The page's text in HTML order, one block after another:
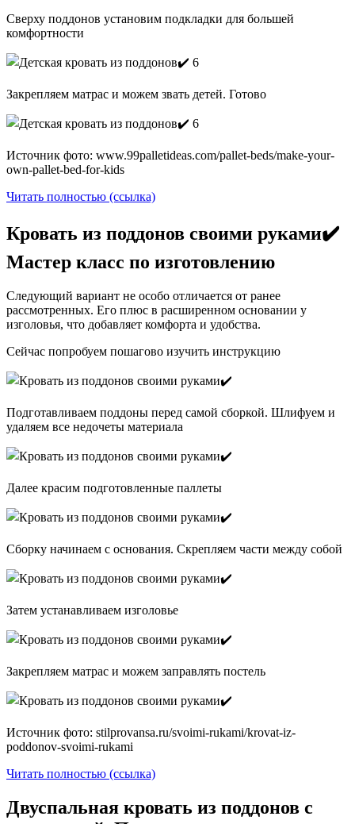
Сверху поддонов установим подкладки для большей
комфортности
Закрепляем матрас и можем звать детей. Готово
Источник фото: www.99palletideas.com/pallet-beds/make-your-
own-pallet-bed-for-kids
Читать полностью (ссылка)
Кровать из поддонов своими руками✔️
Мастер класс по изготовлению
Следующий вариант не особо отличается от ранее
рассмотренных. Его плюс в расширенном основании у
изголовья, что добавляет комфорта и удобства.
Сейчас попробуем пошагово изучить инструкцию
Подготавливаем поддоны перед самой сборкой. Шлифуем и
удаляем все недочеты материала
Далее красим подготовленные паллеты
Сборку начинаем с основания. Скрепляем части между собой
Затем устанавливаем изголовье
Закрепляем матрас и можем заправлять постель
Источник фото: stilprovansa.ru/svoimi-rukami/krovat-iz-
poddonov-svoimi-rukami
Читать полностью (ссылка)
Двуспальная кровать из поддонов с